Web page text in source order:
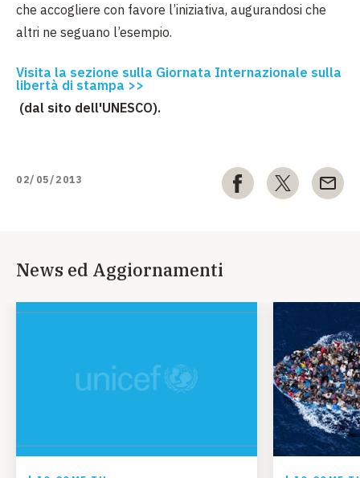
che accogliere con favore l’iniziativa, augurandosi che
altri ne seguano l’esempio.
Visita la sezione sulla Giornata Internazionale sulla
libertà di stampa >>
(dal sito dell'UNESCO).
02/05/2013
News ed Aggiornamenti